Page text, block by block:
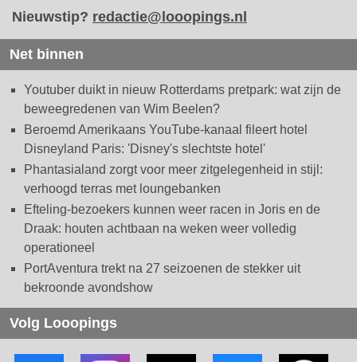
Nieuwstip? redactie@looopings.nl
Net binnen
Youtuber duikt in nieuw Rotterdams pretpark: wat zijn de
beweegredenen van Wim Beelen?
Beroemd Amerikaans YouTube-kanaal fileert hotel
Disneyland Paris: 'Disney's slechtste hotel'
Phantasialand zorgt voor meer zitgelegenheid in stijl:
verhoogd terras met loungebanken
Efteling-bezoekers kunnen weer racen in Joris en de
Draak: houten achtbaan na weken weer volledig
operationeel
PortAventura trekt na 27 seizoenen de stekker uit
bekroonde avondshow
Volg Looopings